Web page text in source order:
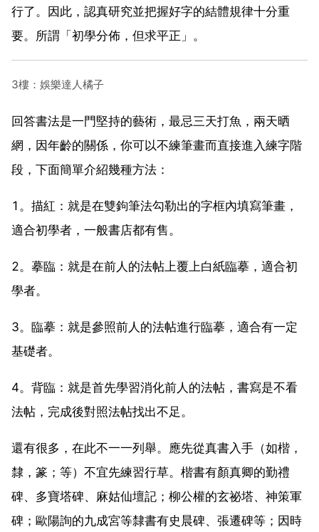
行了。因此，認真研究並把握好字的結體規律十分重
要。所謂「初學分佈，但求平正」。
3樓：娛樂達人橘子
回答書法是一門堅持的藝術，最忌三天打魚，兩天晒
網，因年齡的關係，你可以不練筆畫而直接進入練字階
段，下面簡單介紹幾種方法：
1。描紅：就是在雙鉤筆法勾勒出的字框內填寫筆畫，
適合初學者，一般書店都有售。
2。摹臨：就是在前人的法帖上覆上白紙臨摹，適合初
學者。
3。臨摹：就是參照前人的法帖進行臨摹，適合有一定
基礎者。
4。背臨：就是首先學習消化前人的法帖，書寫是不看
法帖，完成後對照法帖找出不足。
還有很多，在此不一一列舉。應先從真書入手（如楷，
隸，篆；等）不宜先練習行草。楷書有顏真卿的勤禮
碑、多寶塔碑、麻姑仙壇記；柳公權的玄祕塔、神策軍
碑；歐陽詢的九成宮等隸書有史晨碑、張遷碑等；因時